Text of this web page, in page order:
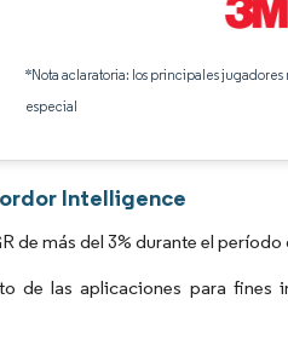
*Nota aclaratoria: los principales
especial
Intelligence
de más del 3% durante el
de las aplicaciones para fines